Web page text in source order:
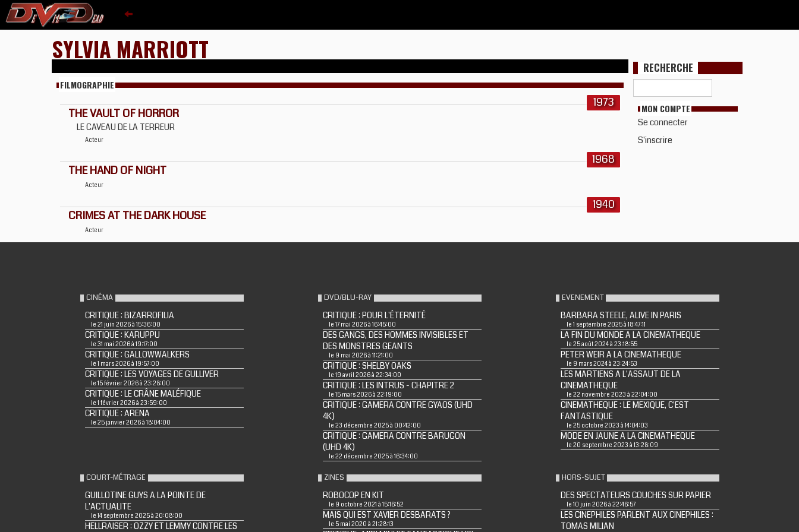
SYLVIA MARRIOTT
FILMOGRAPHIE
1973
THE VAULT OF HORROR
LE CAVEAU DE LA TERREUR
Acteur
1968
THE HAND OF NIGHT
Acteur
1940
CRIMES AT THE DARK HOUSE
Acteur
RECHERCHE
MON COMPTE
Se connecter
S'inscrire
CINÉMA
CRITIQUE : BIZARROFILIA
le 21 juin 2026 à 15:36:00
CRITIQUE : KARUPPU
le 31 mai 2026 à 19:17:00
CRITIQUE : GALLOWWALKERS
le 1 mars 2026 à 19:57:00
CRITIQUE : LES VOYAGES DE GULLIVER
le 15 février 2026 à 23:28:00
CRITIQUE : LE CRÂNE MALÉFIQUE
le 1 février 2026 à 23:59:00
CRITIQUE : ARENA
le 25 janvier 2026 à 18:04:00
DVD/BLU-RAY
CRITIQUE : POUR L'ÉTERNITÉ
le 17 mai 2026 à 16:45:00
DES GANGS, DES HOMMES INVISIBLES ET
DES MONSTRES GEANTS
le 9 mai 2026 à 11:21:00
CRITIQUE : SHELBY OAKS
le 19 avril 2026 à 22:34:00
CRITIQUE : LES INTRUS - CHAPITRE 2
le 15 mars 2026 à 22:19:00
CRITIQUE : GAMERA CONTRE GYAOS (UHD
4K)
le 23 décembre 2025 à 00:42:00
CRITIQUE : GAMERA CONTRE BARUGON
(UHD 4K)
le 22 décembre 2025 à 16:34:00
EVENEMENT
BARBARA STEELE, ALIVE IN PARIS
le 1 septembre 2025 à 18:47:11
LA FIN DU MONDE A LA CINEMATHEQUE
le 25 août 2024 à 23:18:55
PETER WEIR A LA CINEMATHEQUE
le 9 mars 2024 à 23:24:53
LES MARTIENS A L'ASSAUT DE LA
CINEMATHEQUE
le 22 novembre 2023 à 22:04:00
CINEMATHEQUE : LE MEXIQUE, C'EST
FANTASTIQUE
le 25 octobre 2023 à 14:04:03
MODE EN JAUNE A LA CINEMATHEQUE
le 20 septembre 2023 à 13:28:09
COURT-MÉTRAGE
GUILLOTINE GUYS A LA POINTE DE
L'ACTUALITE
le 14 septembre 2025 à 20:08:00
HELLRAISER : OZZY ET LEMMY CONTRE LES
ZINES
ROBOCOP EN KIT
le 9 octobre 2021 à 15:16:52
MAIS QUI EST XAVIER DESBARATS ?
le 5 mai 2020 à 21:28:13
HORS-SUJET
DES SPECTATEURS COUCHES SUR PAPIER
le 10 juin 2026 à 22:46:57
LES CINEPHILES PARLENT AUX CINEPHILES :
TOMAS MILIAN